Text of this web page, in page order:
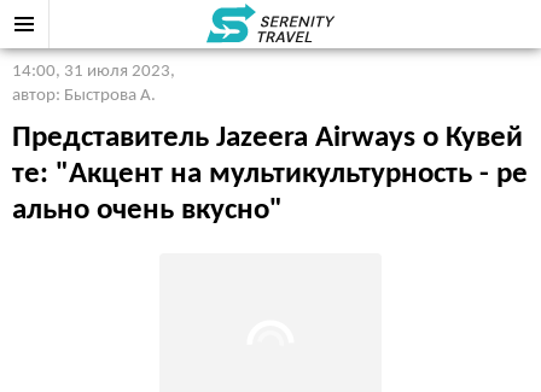
14:00, 31 июля 2023,
автор: Быстрова А.
Представитель Jazeera Airways о Кувей
те: "Акцент на мультикультурность - ре
ально очень вкусно"